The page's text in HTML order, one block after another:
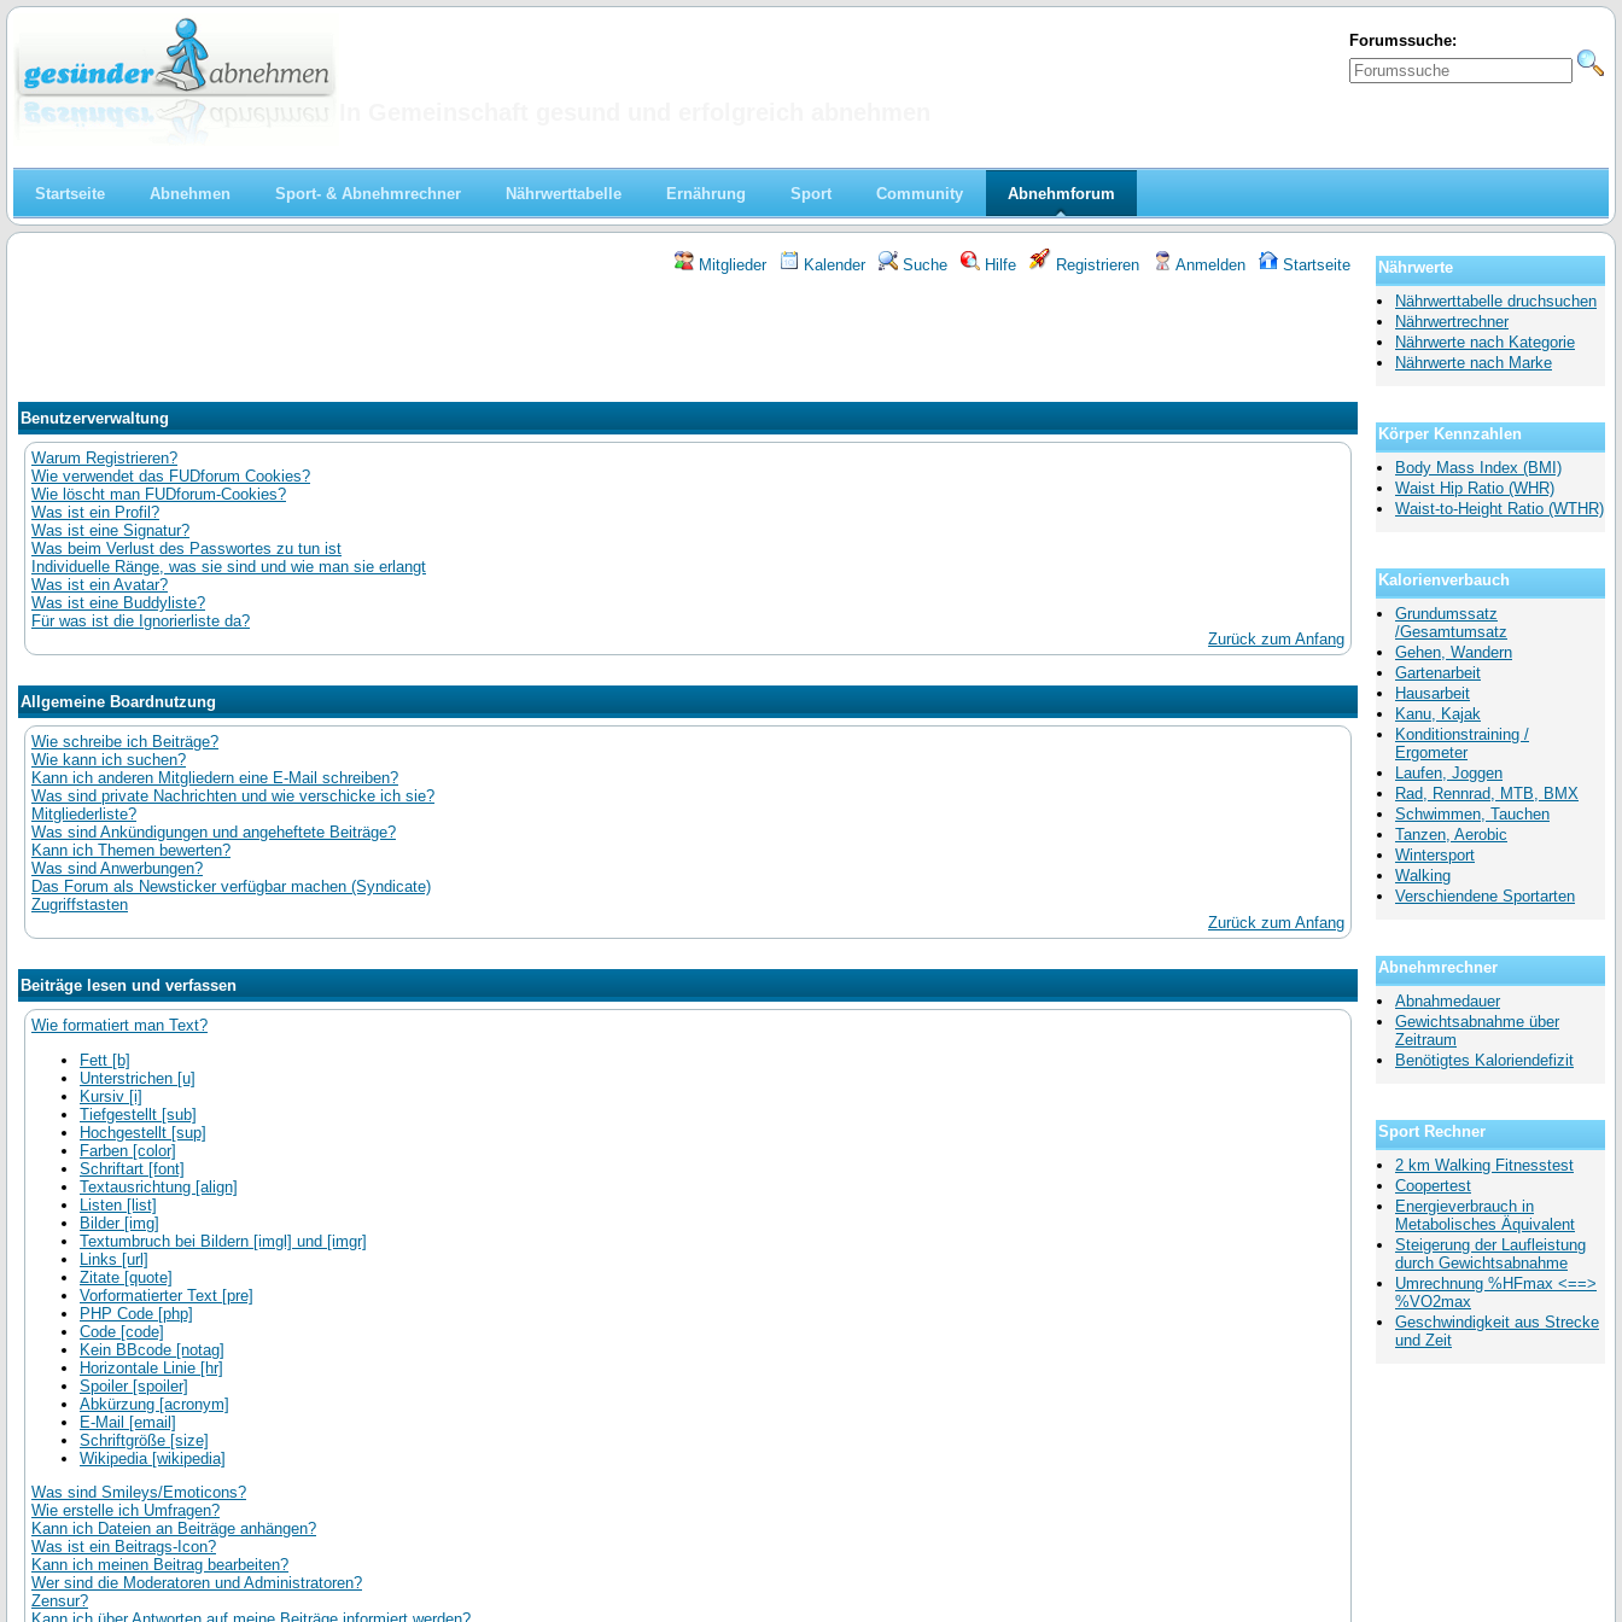
Forumssuche:
Startseite Abnehmen Sport- & Abnehmrechner Nährwerttabelle Ernährung Sport Community Abnehmforum
Mitglieder Kalender Suche Hilfe Registrieren Anmelden Startseite
Benutzerverwaltung
Warum Registrieren?
Wie verwendet das FUDforum Cookies?
Wie löscht man FUDforum-Cookies?
Was ist ein Profil?
Was ist eine Signatur?
Was beim Verlust des Passwortes zu tun ist
Individuelle Ränge, was sie sind und wie man sie erlangt
Was ist ein Avatar?
Was ist eine Buddyliste?
Für was ist die Ignorierliste da?
Zurück zum Anfang
Allgemeine Boardnutzung
Wie schreibe ich Beiträge?
Wie kann ich suchen?
Kann ich anderen Mitgliedern eine E-Mail schreiben?
Was sind private Nachrichten und wie verschicke ich sie?
Mitgliederliste?
Was sind Ankündigungen und angeheftete Beiträge?
Kann ich Themen bewerten?
Was sind Anwerbungen?
Das Forum als Newsticker verfügbar machen (Syndicate)
Zugriffstasten
Zurück zum Anfang
Beiträge lesen und verfassen
Wie formatiert man Text?
Fett [b]
Unterstrichen [u]
Kursiv [i]
Tiefgestellt [sub]
Hochgestellt [sup]
Farben [color]
Schriftart [font]
Textausrichtung [align]
Listen [list]
Bilder [img]
Textumbruch bei Bildern [imgl] und [imgr]
Links [url]
Zitate [quote]
Vorformatierter Text [pre]
PHP Code [php]
Code [code]
Kein BBcode [notag]
Horizontale Linie [hr]
Spoiler [spoiler]
Abkürzung [acronym]
E-Mail [email]
Schriftgröße [size]
Wikipedia [wikipedia]
Was sind Smileys/Emoticons?
Wie erstelle ich Umfragen?
Kann ich Dateien an Beiträge anhängen?
Was ist ein Beitrags-Icon?
Kann ich meinen Beitrag bearbeiten?
Wer sind die Moderatoren und Administratoren?
Zensur?
Nährwerte
Nährwerttabelle druchsuchen
Nährwertrechner
Nährwerte nach Kategorie
Nährwerte nach Marke
Körper Kennzahlen
Body Mass Index (BMI)
Waist Hip Ratio (WHR)
Waist-to-Height Ratio (WTHR)
Kalorienverbauch
Grundumssatz
/Gesamtumsatz
Gehen, Wandern
Gartenarbeit
Hausarbeit
Kanu, Kajak
Konditionstraining /
Ergometer
Laufen, Joggen
Rad, Rennrad, MTB, BMX
Schwimmen, Tauchen
Tanzen, Aerobic
Wintersport
Walking
Verschiendene Sportarten
Abnehmrechner
Abnahmedauer
Gewichtsabnahme über
Zeitraum
Benötigtes Kaloriendefizit
Sport Rechner
2 km Walking Fitnesstest
Coopertest
Energieverbrauch in
Metabolisches Äquivalent
Steigerung der Laufleistung
durch Gewichtsabnahme
Umrechnung %HFmax <==>
%VO2max
Geschwindigkeit aus Strecke
und Zeit